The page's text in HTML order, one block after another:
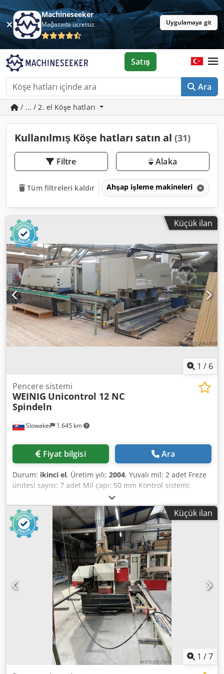
Machineseeker
Mağazada ücretsiz Uygulamaya git
Ara
Satış
/ ... / 2. el Köşe hatları
Kullanılmış Köşe hatları satın al (31)
Filtre Alaka
Tüm filtreleri kaldır Ahşap işleme makineleri
Küçük ilan
1 / 6
Slowakei 1.645 km
Pencere sistemi
WEINIG Unicontrol 12 NC
Spindeln
Fiyat bilgisi Ara
Durum: ikinci el, Üretim yılı: 2004, Yuvalı mil: 2 adet Freze
ünitesi sayısı: 7 adet Mil çapı: 50 mm Kontrol sistemi:
Weinig PC-Nexus Weinig Unicontrol 12 CNC ----- Müşteri
adına satış. Makine bağlı ve gösterilebilir durumda.
Unicontrol 12 için kullanılmış pencere aletleri dahil,
OERTLI, çeşitli ahşap kalınlıkları ----- Kısa özet: ----- - 640
mm uzunluğunda, CNC kontrollü 2 adet yuvalı mil
Cjdpfxoyyqm Is An Hsrf - Değişken tabla - 400 mm
uzunluğunda, CNC kontrollü 3 adet profil mili - Bağlantı
mili + üstte ve altta yuva üniteleri - Unicontrol 12 için
kullanılmış pencere aletleri dahil, OERTLI, çeşitli ahşap
kalınlıkları ve sistemleri programlanmış ve ayarlanmış
(ekteki PDF'ye bakınız) Ayrıntılı açıklama: ----- Kesme
testeresi ----- Kesme testeresi, elektronik, yatay olarak
kademesiz ayarlanabilir Alet sayısı: 1 adet Mil devri: 3000-
6000 devir/dakika Mil çapı: 40 mm Maksimum alet çapı:
400 mm Motor gücü: 3 kW Testere bölümünün tespiti için
lazer işaretleme sistemi ----- Yuvarlama ünitesi -----
Konum: yatay, altta Motor gücü: 1 kW Mil çapı: 20 mm Mil
Küçük ilan
1 /7